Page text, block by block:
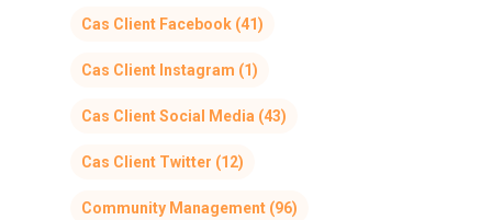
Cas Client Facebook (41)
Cas Client Instagram (1)
Cas Client Social Media (43)
Cas Client Twitter (12)
Community Management (96)